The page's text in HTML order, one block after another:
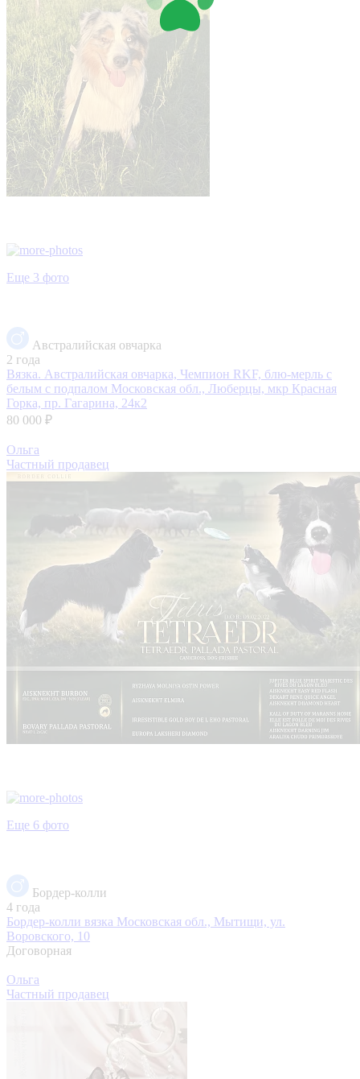
Еще 3 фото
Австралийская овчарка
2 года
Вязка. Австралийская овчарка, Чемпион RKF, блю-мерль с
белым с подпалом Московская обл., Люберцы, мкр Красная
Горка, пр. Гагарина, 24к2
80 000 ₽
Ольга
Частный продавец
Еще 6 фото
Бордер-колли
4 года
Бордер-колли вязка Московская обл., Мытищи, ул.
Воровского, 10
Договорная
Ольга
Частный продавец